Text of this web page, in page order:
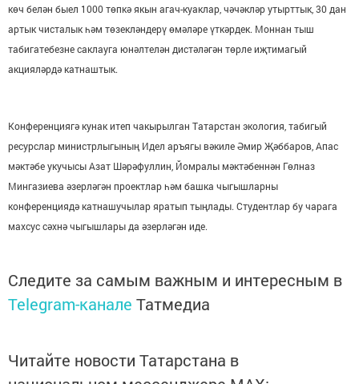
көч белән быел 1000 төпкә якын агач-куаклар, чәчәкләр утырттык, 30 дан
артык чисталык һәм төзекләндерү өмәләре үткәрдек. Моннан тыш
табигатебезне саклауга юнәлтелән дистәләгән төрле иҗтимагый
акцияләрдә катнаштык.
Конференциягә кунак итеп чакырылган Татарстан экология, табигый
ресурслар министрлыгының Идел аръягы вәкиле Әмир Җәббаров, Апас
мәктәбе укучысы Азат Шәрәфуллин, Йомралы мәктәбеннән Гөлназ
Мингазиева әзерләгән проектлар һәм башка чыгышларны
конференциядә катнашучылар яратып тыңлады. Студентлар бу чарага
махсус сәхнә чыгышлары да әзерләгән иде.
Следите за самым важным и интересным в
Telegram-канале Татмедиа
Читайте новости Татарстана в